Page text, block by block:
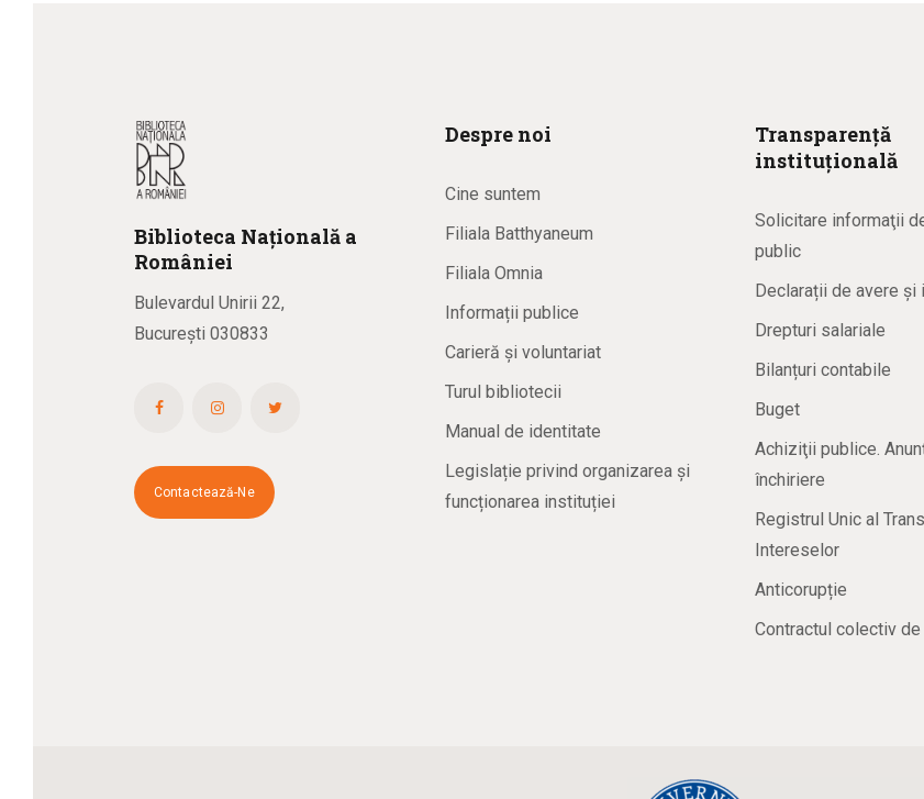
Biblioteca Națională a
României
Bulevardul Unirii 22,
București 030833
Contactează-Ne
Despre noi
Cine suntem
Filiala Batthyaneum
Filiala Omnia
Informații publice
Carieră și voluntariat
Turul bibliotecii
Manual de identitate
Legislație privind organizarea și
funcționarea instituției
Transparență
instituțională
Solicitare informaţii
public
Declarații de avere și
Drepturi salariale
Bilanțuri contabile
Buget
Achiziţii publice.
închiriere
Registrul Unic al
Intereselor
Anticorupție
Contractul colectiv de